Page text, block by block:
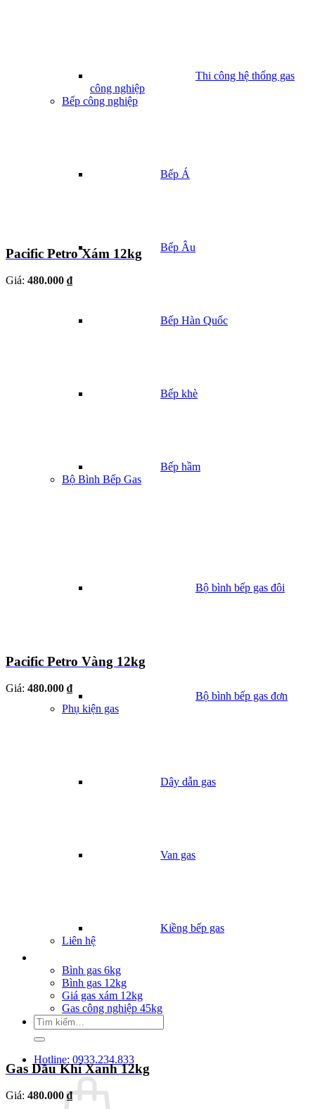
Thi công hệ thống gas
công nghiệp
Bếp công nghiệp
Bếp Á
Bếp Âu
Bếp Hàn Quốc
Bếp khè
Bếp hầm
Bộ Bình Bếp Gas
Bộ bình bếp gas đôi
Bộ bình bếp gas đơn
Phụ kiện gas
Dây dẫn gas
Van gas
Kiềng bếp gas
Liên hệ
Bình gas 6kg
Bình gas 12kg
Giá gas xám 12kg
Gas công nghiệp 45kg
Tìm
kiếm:
Hotline: 0933.234.833
Pacific Petro Xám 12kg
Giá: 480.000 ₫
Pacific Petro Vàng 12kg
Giá: 480.000 ₫
Gas Dầu Khí Xanh 12kg
Giá: 480.000 ₫